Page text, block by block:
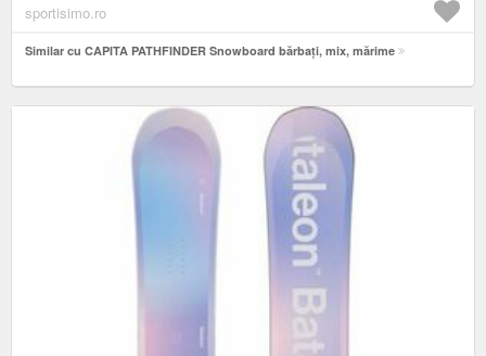
sportisimo.ro
Similar cu CAPITA PATHFINDER Snowboard bărbați, mix, mărime